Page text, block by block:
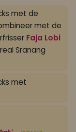
met de
met de
Faja Lobi
Sranang
met